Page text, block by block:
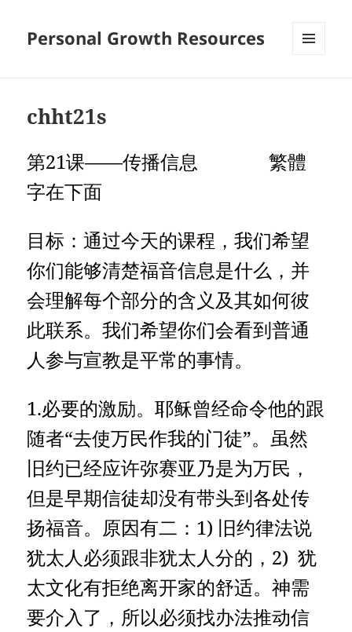
Personal Growth Resources
chht21s
第21课——传播信息 繁體
字在下面
目标：通过今天的课程，我们希望
你们能够清楚福音信息是什么，并
会理解每个部分的含义及其如何彼
此联系。我们希望你们会看到普通
人参与宣教是平常的事情。
1.必要的激励。耶稣曾经命令他的跟
随者“去使万民作我的门徒”。虽然
旧约已经应许弥赛亚乃是为万民，
但是早期信徒却没有带头到各处传
扬福音。原因有二：1) 旧约律法说
犹太人必须跟非犹太人分的，2) 犹
太文化有拒绝离开家的舒适。神需
要介入了，所以必须找办法推动信